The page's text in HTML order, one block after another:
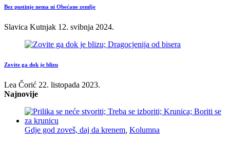
Bez pustinje nema ni Obećane zemlje
Slavica Kutnjak 12. svibnja 2024.
Zovite ga dok je blizu
Lea Čorić 22. listopada 2023.
Najnovije
Gdje god zoveš, daj da krenem, Kolumna